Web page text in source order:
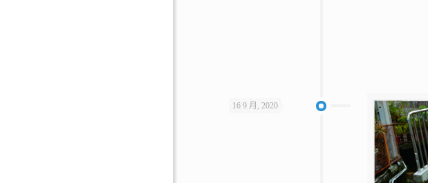
16 9 月, 2020